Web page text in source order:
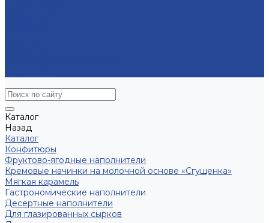
Каталог
Назад
Каталог
Конфитюры
Фруктово-ягодные наполнители
Кремовые начинки на молочной основе «Сгущенка»
Мягкая карамель
Гастрономические наполнители
Десертные наполнители
Для глазированных сырков